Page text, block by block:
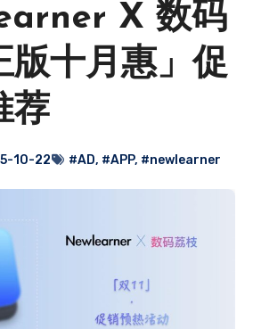
X 数码
版十月惠」促
荐
10-22 #AD, #APP, #newlearner